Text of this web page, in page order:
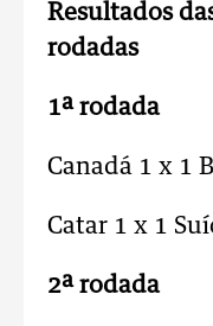
Resultados
rodadas
1ª rodada
Canadá 1 x 1
Catar 1 x 1
2ª rodada